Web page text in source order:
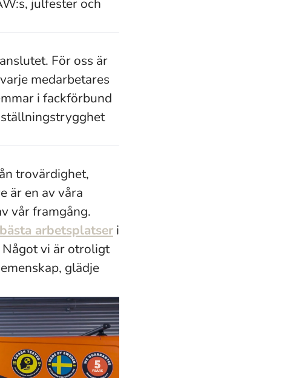
julfester och
För oss är
medarbetares
i fackförbund
trovärdighet,
är en av våra
vår framgång.
arbetsplatser i
Något vi är otroligt
glädje